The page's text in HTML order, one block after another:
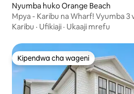
Nyumba huko Orange Beach
Mpya - Karibu na Wharf! Vyumba 3
Bwawa
Karibu · Ufikiaji · Ukaaji mrefu
Kipendwa cha wageni
Kipendwa cha wageni